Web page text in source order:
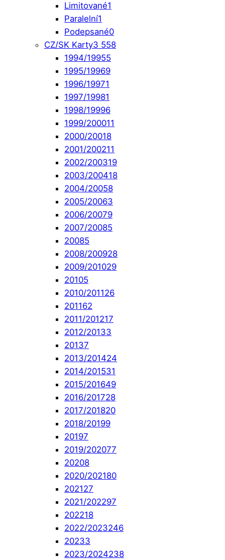
Limitované1
Paralelní1
Podepsané0
CZ/SK Karty3 558
1994/19955
1995/19969
1996/19971
1997/19981
1998/19996
1999/200011
2000/20018
2001/200211
2002/200319
2003/200418
2004/20058
2005/20063
2006/20079
2007/20085
20085
2008/200928
2009/201029
20105
2010/201126
201162
2011/201217
2012/20133
20137
2013/201424
2014/201531
2015/201649
2016/201728
2017/201820
2018/20199
20197
2019/202077
20208
2020/202180
202127
2021/202297
202218
2022/2023246
20233
2023/2024238